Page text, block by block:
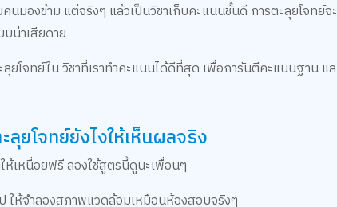
มองข้าม แต่จริงๆ แล้วเป็นวิชาเก็บคะแนนชั้นดี การตะลุยโจทย์
น่าเสียดาย
ลุยโจทย์ใน วิชาที่เราทำคะแนนได้ดีที่สุด เพื่อการันตีคะแนนฐาน
ยโจทย์ยังไงให้เห็นผลจริง
ห้เหนื่อยฟรี ลองใช้สูตรนี้ดูนะเพื่อนๆ
ให้จำลองสภาพแวดล้อมเหมือนห้องสอบจริงๆ